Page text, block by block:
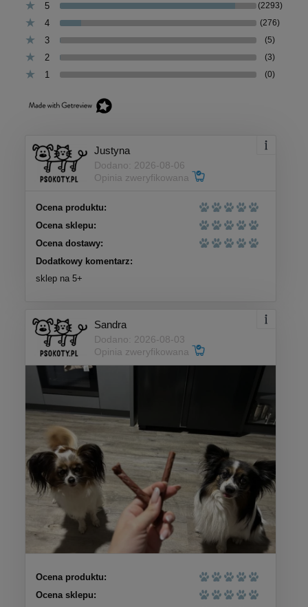
5 (2293)
4 (276)
3 (5)
2 (3)
1 (0)
Justyna
Dodano: 2026-08-06
Opinia zweryfikowana
Ocena produktu:
Ocena sklepu:
Ocena dostawy:
Dodatkowy komentarz:
sklep na 5+
Sandra
Dodano: 2026-08-03
Opinia zweryfikowana
Ocena produktu:
Ocena sklepu: